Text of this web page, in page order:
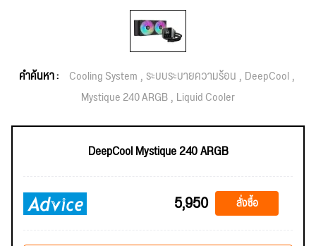
คำค้นหา : Cooling System ระบบระบายความร้อน DeepCool
Mystique 240 ARGB Liquid Cooler
DeepCool Mystique 240 ARGB
5,950 สั่งซื้อ